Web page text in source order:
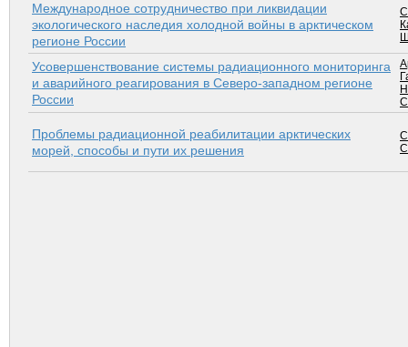
Международное сотрудничество при ликвидации
экологического наследия холодной войны в арктическом
регионе России
Усовершенствование системы радиационного мониторинга
и аварийного реагирования в Северо-западном регионе
России
Проблемы радиационной реабилитации арктических
морей, способы и пути их решения